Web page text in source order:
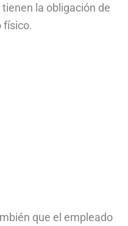
la obligación de
físico.
que el empleado